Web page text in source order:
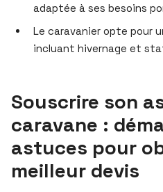
adaptée à ses besoins
Le caravanier opte pour
incluant hivernage et
Souscrire son
caravane :
astuces pour
meilleur devis